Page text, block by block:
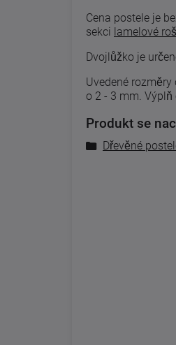
Cena postele je
sekci lamelové
Dvojlůžko je
Uvedené rozměry
o 2 - 3 mm. Výplň
Produkt se
Dřevěné